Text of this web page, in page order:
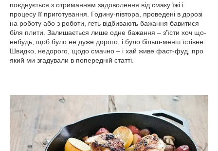
поєднується з отриманням задоволення від смаку їжі і
процесу її приготування. Годину-півтора, проведені в дорозі
на роботу або з роботи, геть відбивають бажання бавитися
біля плити. Залишається лише одне бажання – з'їсти хоч що-
небудь, щоб було не дуже дорого, і було більш-менш їстівне.
Швидко, недорого, щодо смачно – і хай живе фаст-фуд, про
який ми згадували в попередній статті.